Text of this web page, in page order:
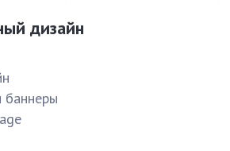
дизайн
баннеры